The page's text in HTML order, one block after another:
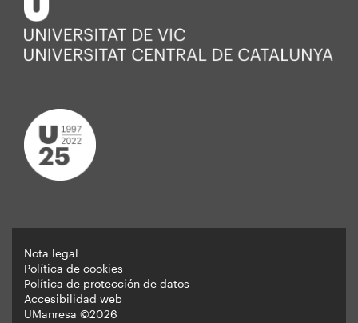
Peu
Nota legal
Política de cookies
Política de protección de datos
Accesibilidad web
UManresa ©2026